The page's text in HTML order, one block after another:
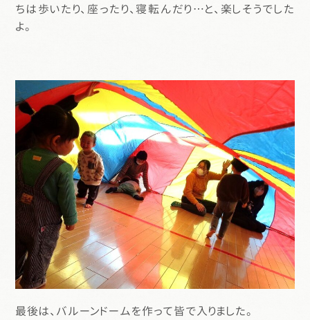
ちは歩いたり、座ったり、寝転んだり…と、楽しそうでした
よ。
最後は、バルーンドームを作って皆で入りました。